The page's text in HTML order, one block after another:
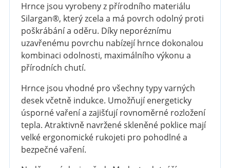
Hrnce jsou vyrobeny z přírodního materiálu
Silargan®, který zcela a má povrch odolný proti
poškrábání a oděru. Díky neporéznímu
uzavřenému povrchu nabízejí hrnce dokonalou
kombinaci odolnosti, maximálního výkonu a
přírodních chutí.
Hrnce jsou vhodné pro všechny typy varných
desek včetně indukce. Umožňují energeticky
úsporné vaření a zajišťují rovnoměrné rozložení
tepla. Atraktivně navržené skleněné poklice mají
velké ergonomické rukojeti pro pohodlné a
bezpečné vaření.